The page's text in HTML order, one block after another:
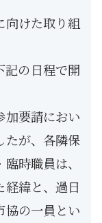
けた取り組
の日程で開
要請におい
たが、各隣保
時職員は、
緯と、過日
協の一員とい